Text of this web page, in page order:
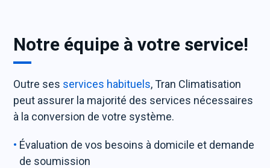
Notre équipe à votre service!
Outre ses services habituels, Tran Climatisation
peut assurer la majorité des services nécessaires
à la conversion de votre système.
Évaluation de vos besoins à domicile et demande
de soumission